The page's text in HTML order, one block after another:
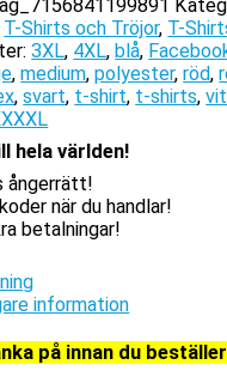
T-Shirts och Tröjor, T-
3XL, 4XL,blå,
,medium,polyester,röd,
,svart, t-shirt, t-shirts,vit
hela världen!
ångerrätt!
när du handlar!
betalningar!
information
på innan du